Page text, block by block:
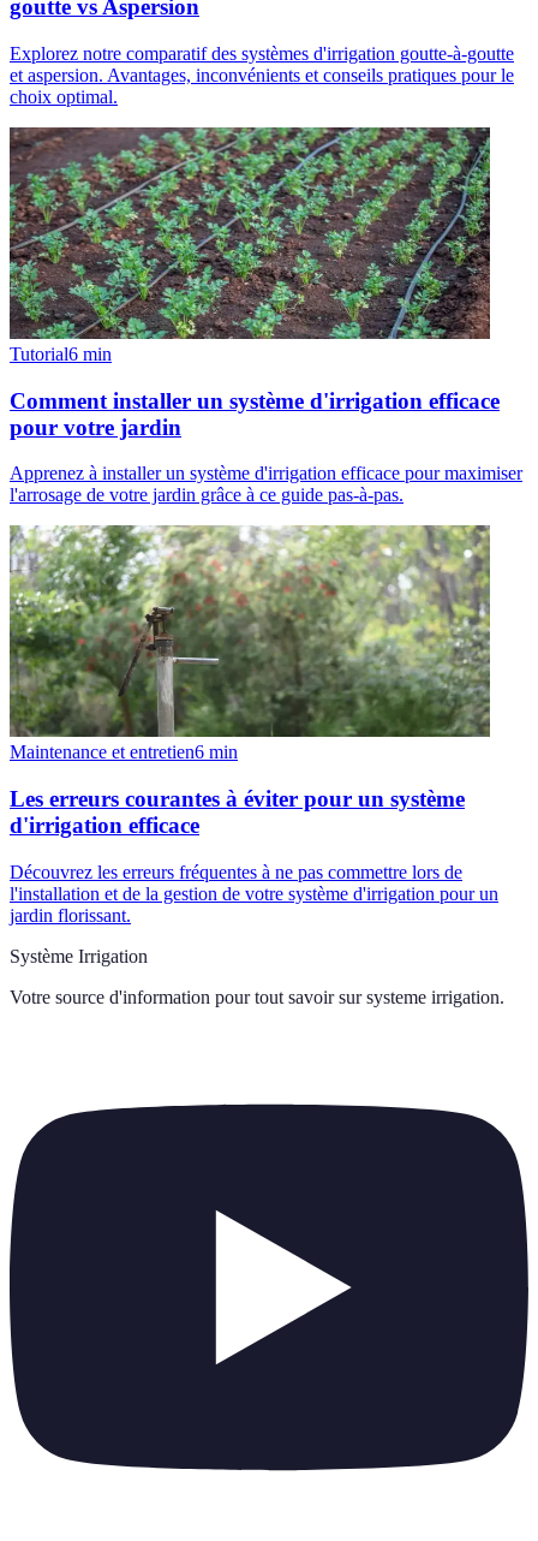
goutte vs Aspersion
Explorez notre comparatif des systèmes d'irrigation goutte-à-goutte
et aspersion. Avantages, inconvénients et conseils pratiques pour le
choix optimal.
Tutorial6 min
Comment installer un système d'irrigation efficace
pour votre jardin
Apprenez à installer un système d'irrigation efficace pour maximiser
l'arrosage de votre jardin grâce à ce guide pas-à-pas.
Maintenance et entretien6 min
Les erreurs courantes à éviter pour un système
d'irrigation efficace
Découvrez les erreurs fréquentes à ne pas commettre lors de
l'installation et de la gestion de votre système d'irrigation pour un
jardin florissant.
Système Irrigation
Votre source d'information pour tout savoir sur systeme irrigation.